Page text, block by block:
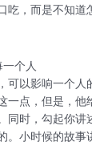
吃，而是不知道
个人
可以影响一个人
一点，但是，他
同时，勾起你讲
。小时候的故事